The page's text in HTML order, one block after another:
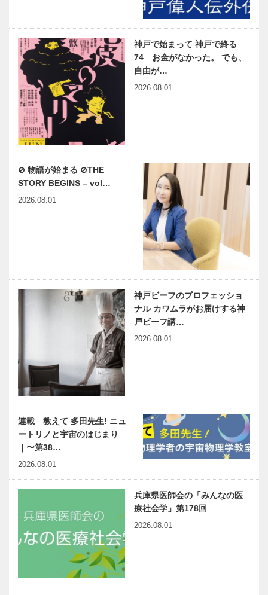
神戸で始まって 神戸で終る
74 お金がなかった。 でも、
自由が…
2026.08.01
⊘ 物語が始まる ⊘THE
STORY BEGINS – vol…
2026.08.01
神戸ビーフのプロフェッショ
ナル カワムラがお届けする神
戸ビーフ講…
2026.08.01
連載 教えて 多田先生! ニュ
ートリノと宇宙のはじまり
｜〜第38…
2026.08.01
兵庫県医師会の「みんなの医
療社会学」第178回
2026.08.01